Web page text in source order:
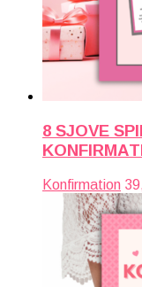
8 SJOVE
Konfirmation